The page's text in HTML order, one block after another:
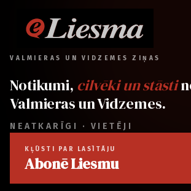
VALMIERAS UN VIDZEMES ZIŅAS
Notikumi, cilvēki un stāsti
Valmieras un Vidzemes.
NEATKARĪGI · VIETĒJI
KĻŪSTI PAR LASĪTĀJU
Abonē Liesmu